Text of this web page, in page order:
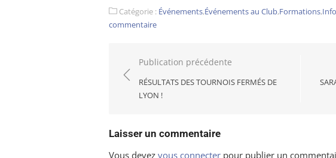
Catégorie : Événements,Événements au Club,Formations,
commentaire
Navigation
de
l’article
Publication précédente
RÉSULTATS DES TOURNOIS FERMÉS DE
LYON !
Laisser un commentaire
Vous devez vous connecter pour publier un